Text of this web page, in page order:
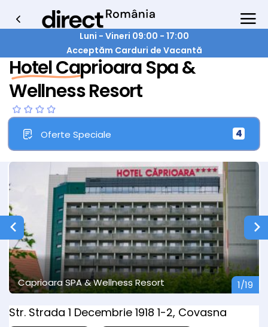
Luni - Vineri 09:00 - 17:00
Acceptăm Carduri de Vacantă
Hotel Caprioara Spa &
Wellness Resort
Oferte Speciale 4
Str. Strada 1 Decembrie 1918 1-2, Covasna